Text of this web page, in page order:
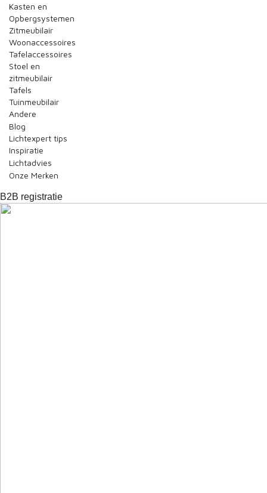
Kasten en
Opbergsystemen
Zitmeubilair
Woonaccessoires
Tafelaccessoires
Stoel en
zitmeubilair
Tafels
Tuinmeubilair
Andere
Blog
Lichtexpert tips
Inspiratie
Lichtadvies
Onze Merken
B2B registratie